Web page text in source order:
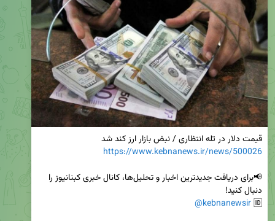
قیمت دلار در تله انتظاری / نبض بازار ارز کند شد
https://www.kebnanews.ir/news/500026
🆔
@kebnanewsir